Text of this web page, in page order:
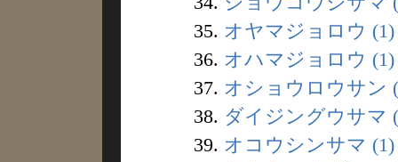
35. オヤマジョロウ (1)
36. オハマジョロウ (1)
37. オショウロウサン
38. ダイジングウサマ
39. オコウシンサマ (1)